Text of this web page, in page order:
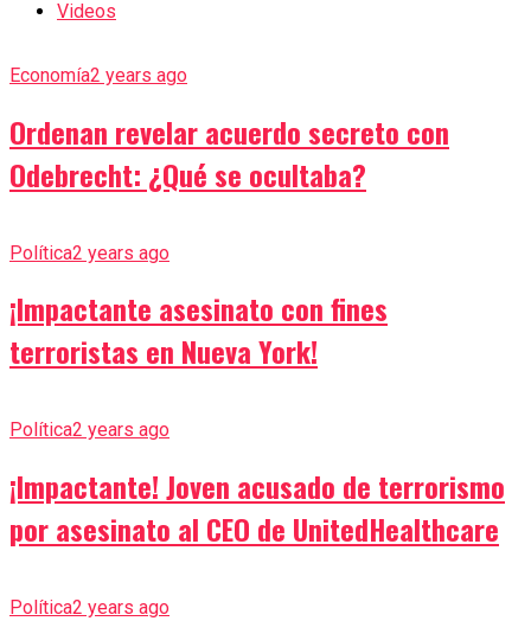
Videos
Economía2 years ago
Ordenan revelar acuerdo secreto con
Odebrecht: ¿Qué se ocultaba?
Política2 years ago
¡Impactante asesinato con fines
terroristas en Nueva York!
Política2 years ago
¡Impactante! Joven acusado de terrorismo
por asesinato al CEO de UnitedHealthcare
Política2 years ago